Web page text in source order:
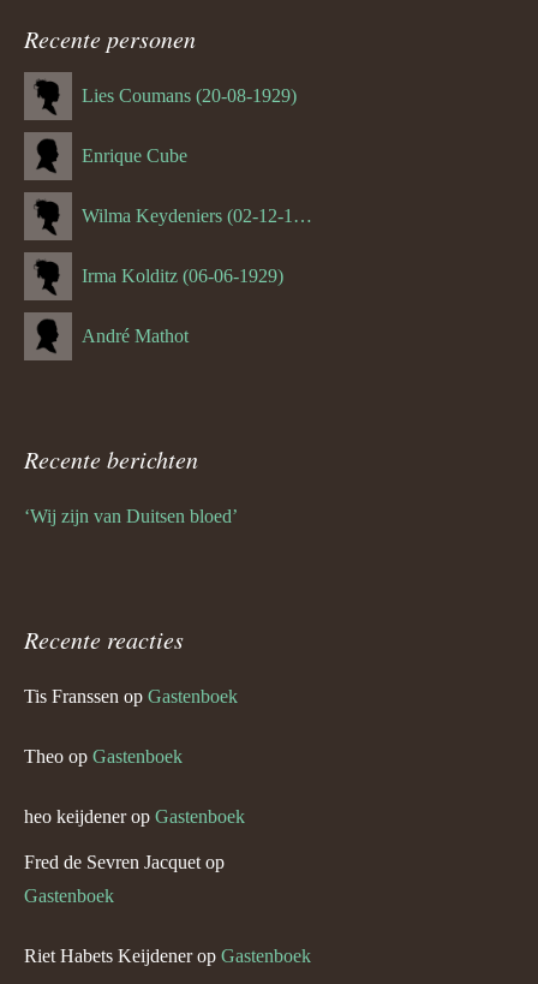
Recente personen
Lies Coumans (20-08-1929)
Enrique Cube
Wilma Keydeniers (02-12-1953)
Irma Kolditz (06-06-1929)
André Mathot
Recente berichten
‘Wij zijn van Duitsen bloed’
Recente reacties
Tis Franssen op Gastenboek
Theo op Gastenboek
heo keijdenerop Gastenboek
Fred de Sevren Jacquet op
Gastenboek
Riet Habets Keijdenerop Gastenboek